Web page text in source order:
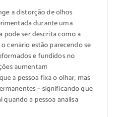
a distorção de olhos
durante uma
pode ser descrita como a
cenário estão parecendo se
e fundidos no
aumentam
a pessoa fixa o olhar, mas
– significando que
a pessoa analisa